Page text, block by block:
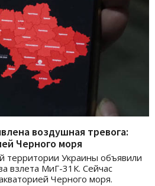
воздушная тревога:
Черного моря
территории Украины объявили
взлета МиГ-31К. Сейчас
Черного моря.